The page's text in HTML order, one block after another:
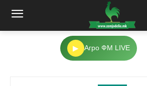
▶ Агро ФМ LIVE